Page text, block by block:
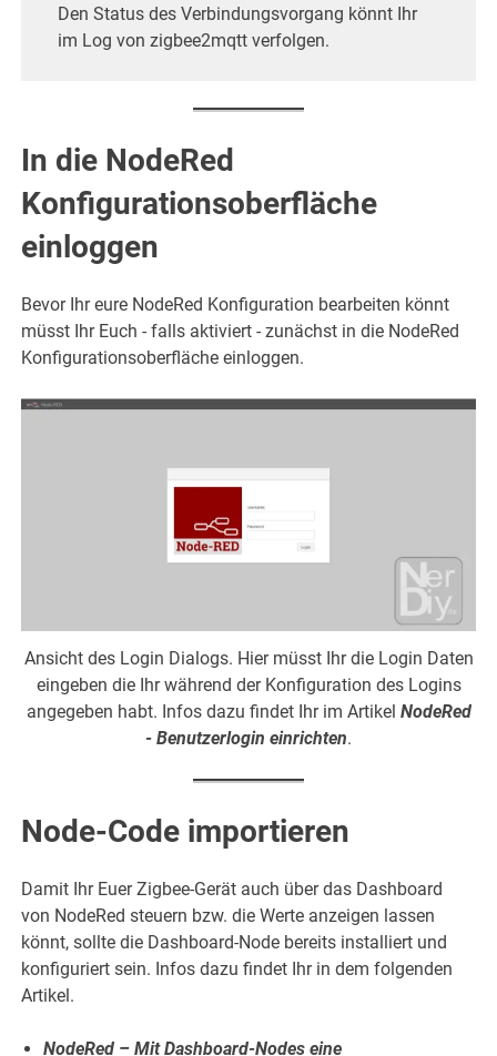
Den Status des Verbindungsvorgang könnt Ihr
im Log von zigbee2mqtt verfolgen.
In die NodeRed
Konfigurationsoberfläche
einloggen
Bevor Ihr eure NodeRed Konfiguration bearbeiten könnt
müsst Ihr Euch - falls aktiviert - zunächst in die NodeRed
Konfigurationsoberfläche einloggen.
Ansicht des Login Dialogs. Hier müsst Ihr die Login Daten
eingeben die Ihr während der Konfiguration des Logins
angegeben habt. Infos dazu findet Ihr im Artikel NodeRed
- Benutzerlogin einrichten.
Node-Code importieren
Damit Ihr Euer Zigbee-Gerät auch über das Dashboard
von NodeRed steuern bzw. die Werte anzeigen lassen
könnt, sollte die Dashboard-Node bereits installiert und
konfiguriert sein. Infos dazu findet Ihr in dem folgenden
Artikel.
NodeRed – Mit Dashboard-Nodes eine